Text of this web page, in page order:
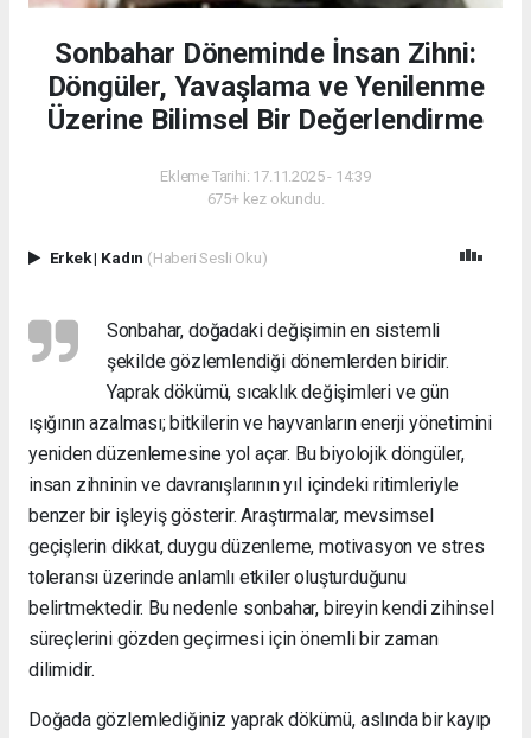
Sonbahar Döneminde İnsan Zihni:
Döngüler, Yavaşlama ve Yenilenme
Üzerine Bilimsel Bir Değerlendirme
Ekleme Tarihi: 17.11.2025 - 14:39
675+ kez okundu.
Erkek| Kadın (Haberi Sesli Oku)
Sonbahar, doğadaki değişimin en sistemli
şekilde gözlemlendiği dönemlerden biridir.
Yaprak dökümü, sıcaklık değişimleri ve gün
ışığının azalması; bitkilerin ve hayvanların enerji yönetimini
yeniden düzenlemesine yol açar. Bu biyolojik döngüler,
insan zihninin ve davranışlarının yıl içindeki ritimleriyle
benzer bir işleyiş gösterir. Araştırmalar, mevsimsel
geçişlerin dikkat, duygu düzenleme, motivasyon ve stres
toleransı üzerinde anlamlı etkiler oluşturduğunu
belirtmektedir. Bu nedenle sonbahar, bireyin kendi zihinsel
süreçlerini gözden geçirmesi için önemli bir zaman
dilimidir.
Doğada gözlemlediğiniz yaprak dökümü, aslında bir kayıp